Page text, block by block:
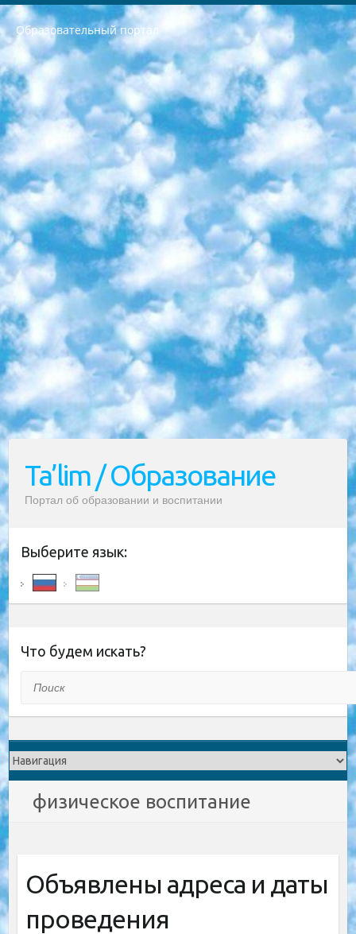
Образовательный портал
РЕСПУБЛИКА УЗБЕКИСТАН МИНИСТРЕРСТВО ДОШКОЛЬНОГО И ШКОЛЬНОГО ОБРАЗОВАНИЯ КОМАНДА в общеобразовательных учреждениях в 2023-2024 учебном году организация и проведение итоговой государственной аттестации обучающихся о Министра дошкольного и школьного образования Республики Узбекистан от 4 марта 2008 года (постановлением Минюста от 20 марта 2008 года № 1778 государственной регистрации) «Итоговое состояние учащихся общего среднего образования на основании положения об утверждении положения об аттестации общего среднего образования выпускной экзамен студентов в образовательных учреждениях в 2023-2024 учебном году В целях организации и прохождения аттестации приказываю: 1. Следующее: перечень предметов, по которым будет проводиться итоговая государственная аттестация и экзамен формы перевода согласно приложению 1; сертификаты международного образца, оценивающие уровень владения иностранными языками перечень согласно приложению 2; 2. Педагогический при специализированных образовательных учреждениях. научно-практический центр квалификации и международной оценки (Д.Давидова) 2024 г. До 25 марта: задания по предметам, по которым будет проводиться итоговая аттестация разработка и утверждение технических условий; итоговая аттестация на основании разработанного предметного задания разработка вопросов по предметам (устно и письменно), экзамен передача; общеобразовательные средние школы и специальные учебные заведения учащиеся выпускных классов школ и интернатов в агентской системе подготовка базы данных экзаменационных материалов и критериев оценки; перевод базы экзаменационных материалов на все языки обучения подать в Республиканский образовательный центр для изготовления; варианты экзаменов на основе разработанных контрольных материалов пусть будут поставлены задачи формирования. 3. Республиканский образовательный центр (Ш.Худайкулов) до 5 апреля 2024 года. до: база данных предоставленных экзаменационных материалов на все языки обучения перевод и экспертиза; для слепых, слабовидящих, глухих, слабослышащих и умственно отсталых детей учащиеся выпускных классов специализированных школ и школ-интернатов база данных экзаменационных материалов на всех преподаваемых языках подготовка критериев оценки; специализированные школы для умственно отсталых детей и технологии для учащихся выпускных классов школ-интернатов разработка соответствующих рекомендаций и критериев проведения ЕГЭ по естествознанию давать задания. 4. Педагогический при специализированных образовательных учреждениях. Научно-практический центр навыков и международной оценки (Д.Давидова), Республика образовательный центр (Худайкулов Ш.) итоговый государственный аттестационный экзамен ориентирован на творческое и логическое мышление при подготовке базы материалов учитывать введение заданий. 5. Следует отметить, что: сертификат государственного образца о знании общеобразовательного предмета и как минимум национальный уровень B1 по предметам на иностранных языках, указанным в Приложении 2. или международно признанный сертификат эквивалентного уровня студенты, изучающие определенный предмет, освобождаются от экзамена; по соответствующим предметам запланирована итоговая государственная аттестация за день до дня, путем жеребьевки Рабочей группой (в письменной форме по предметам, проводимым в форме) из числа сформированных вариантов выбрано 2 варианта; 2 выбранных варианта экзамена анонсированы на официальном сайте министерства и все выпускники по всей стране на основе этих вариантов проводит итоговую государственную аттестацию. 6. Государственное образование учащихся средних общеобразовательных учреждений. знания в соответствии с квалификационными требованиями, которые необходимо приобрести на основании стандартов итоговый (выпускной) контроль для 9 и 11 классов в целях тестирования Экзамены (далее – экзамены) состоят из предметов, перечисленных в приложении 1. будет сделано. 7. Экзамены пройдут с 26 мая по 15 июня 2024 г. (кроме науки физического воспитания). 8. Физическая для учащихся 9 классов общесредних образовательных учреждений. Экзамены по предмету «Образование, квалификация медицина» 1-6 мая 2024 года. сотрудники перевести под присмотр (с отклонениями в физическом или умственном развитии) специализированная школа для детей, школы-интернаты и со сколиозом школы-интернаты санаторного типа для больных детей исключены). 9. Он был слепым, слабовидящим и имел нарушения опорно-двигательного аппарата. экзамены в специализированных школах и интернатах для детей должны проводиться исходя из требований, предъявляемых к общеобразовательным учреждениям (физкультура кроме науки). 10. Специализированная школа для глухих и слабослышащих детей. и экзамены в интернатах и быть реализован в виде письменного теста по математике. 11. Специальность для умственно отсталых детей. Для 9 класса Родной язык и литературное письмо Государственный язык (язык обучения – узбекский). для неклассов) написано Математическое письмо Письменная/устная история Узбекистана Физическое воспитание практично Итоговый контроль Для 11 класса Написание родного языка и литературы (эссе) Математическое письмо Узбекский язык (обучение на узбекском языке) не посещающее общее среднее образование для учреждений)/Образовательное учреждение выбор письменный и устный Иностранный язык письменный/устный Письменная/устная история Узбекистана *По выбору студента:  Химия  Физика  Основы государственного права  География 10 бесплатных образовательных ресурсов - Мы составили подборку онлайн-проектов с интерактивными упражнениями, видеолекциями и статьями. Они помогут вам обрести новые и освежить старые знания бесплатно. 1. «ИНТУИТ» Старейшая образовательная площадка Рунета. Здесь вы найдёте сотни текстовых и видеокурсов на десятки различных тем — от программирования до психологии. Многие курсы подготовлены российскими университетами и крупными международными компаниями вроде Intel и Microsoft. Самостоятельное обучение бесплатное, но желающие могут оплатить услуги персональных наставников. 2. «Смартия» знакомит с актуальными профессиями и подсказывает, как им обучаться. Выбрав заинтересовавшую вас специальность — SMM-специалист, фотограф, веб-дизайнер или другую, — увидите список необходимых для неё умений. Чтобы вы могли освоить их самостоятельно, для каждого умения площадка отображает подборку ссылок на учебные материалы. Хотя «Смартия» ориентируется на русскоязычную аудиторию, часть контента всё же доступна только на английском. 3. «Лекторий Физтеха» Проект Московского физико-технического института (Физтеха). С его помощью вы можете смотреть онлайн серии лекций, записанные на видео в этом вузе. В числе доступных предметов — физика, биология, химия, информационные технологии и другие. К некоторым лекциям администрация ресурса прилагает готовые конспекты, которые можно скачивать в PDF-формате. 4. ITMOcourses Онлайн-площадка Санкт-Петербургского национального исследовательского университета информационных технологий, механики и оптики (ИТМО). Ресурс предоставляет свободный доступ к курсам, разработанным в этом вузе. Каталог материалов разбит на четыре категории: «Оптические системы и технологии», «Приборостроение и робототехника», «Информационные технологии» и «Биотехнологии». Курсы состоят из видеолекций, интерактивных демонстраций и заданий. 5. «КиберЛенинка» Электронная научная библиотека открытого доступа. Каталог площадки регулярно обрастает текстами статей из различных научных изданий. Сгруппированные по журналам и рубрикам публикации можно читать онлайн или скачивать целиком в PDF-формате. Проект нацелен на популяризацию науки за счёт открытого доступа к качественной информации. 6. «ПостНаука» На этом ресурсе публикуют подборки видеолекций, составленные экспертами из разных отраслей и объединённые общими темами. Среди них, к примеру, есть серии «Биоинформатика и геномика», «Культура средневековой Скандинавии» и Cinema Studies о теории кино. Каждая подборка лекций — логически связанная история, рассказанная экспертом от первого лица. Кроме того, на сайте появляются научно-образовательные статьи и тесты на разные темы. 7. «Newочём» Команда проекта «Newочём» отбирает самые интересные тексты из англоязычных СМИ и переводит те из них, за которые голосуют участники сообщества «ВКонтакте». По большей части это научно-популярные статьи. Редакторы придумывают лишь заголовки, в остальном содержание переводов соответствует оригиналам. Полные тексты можно читать прямо в социальной сети. 8. InternetUrok Онлайн-база материалов по основным дисциплинам школьной программы. Информация на сайте структурирована по классам, предметам и темам (урокам). Каждый урок состоит из видеолекций и конспектов. Есть также интерактивные тренажёры и тесты для закрепления пройденного материала. Даже если вы давно окончили школу, возможность повторить программу старших классов всегда может пригодиться. 9. Edutainme Ещё один ресурс об образовании. В отличие от Newtonew, как мне кажется, Edutainme больше ориентируется на представителей индустрии: педагогов, предпринимателей, разработчиков образовательных проектов. Но и любой, кто просто стремится к саморазвитию, найдёт на сайте много полезного и интересного для себя. Например, информацию о новых курсах и образовательных сервисах. 10. Newtonew Онлайн-медиа об образовании и обучении в широком смысле. Авторы Newtonew пишут об инструментах, заведениях, тактиках и стратегиях, которые помогают учить других и получать новые знания самостоятельно. На этой площадке вы найдёте новости, обзоры, аналитические мат
Ta’lim / Образование
Портал об образовании и воспитании
Выберите язык:
Что будем искать?
физическое воспитание
Объявлены адреса и даты
проведения